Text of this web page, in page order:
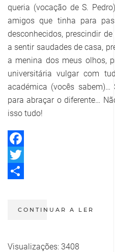
queria (vocação de S.
amigos que tinha para
desconhecidos, prescindir
a sentir saudades de casa,
a menina dos meus olhos,
universitária vulgar com
académica (vocês
para abraçar o diferente…
isso tudo!
Facebook
Twitter
CONTINUAR A LER
Visualizações: 3408